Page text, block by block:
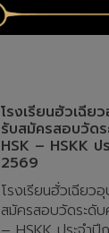
โรงเรียนฮั่วเฉีย
รับสมัครสอบวัด
HSK – HSKK ป
2569
โรงเรียนฮั่วเฉียว
สมัครสอบวัดระดั